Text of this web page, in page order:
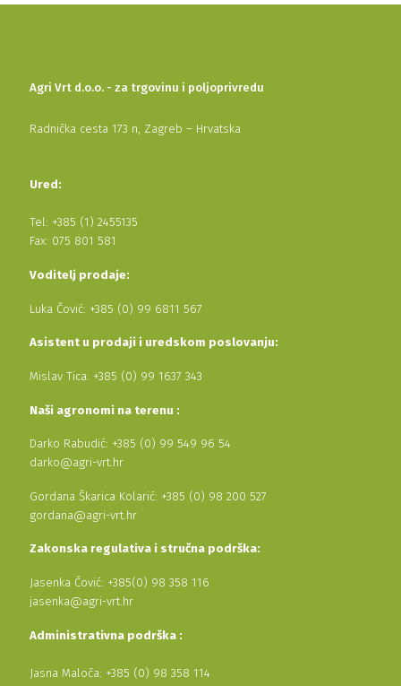
Agri Vrt d.o.o. - za trgovinu i poljoprivredu
Radnička cesta 173 n, Zagreb – Hrvatska
Ured:
Tel: +385 (1) 2455135
Fax: 075 801 581
Voditelj prodaje:
Luka Čović: +385 (0) 99 6811 567
Asistent u prodaji i uredskom poslovanju:
Mislav Tica: +385 (0) 99 1637 343
Naši agronomi na terenu :
Darko Rabudić: +385 (0) 99 549 96 54
darko@agri-vrt.hr
Gordana Škarica Kolarić: +385 (0) 98 200 527
gordana@agri-vrt.hr
Zakonska regulativa i stručna podrška:
Jasenka Čović: +385(0) 98 358 116
jasenka@agri-vrt.hr
Administrativna podrška :
Jasna Maloča: +385 (0) 98 358 114